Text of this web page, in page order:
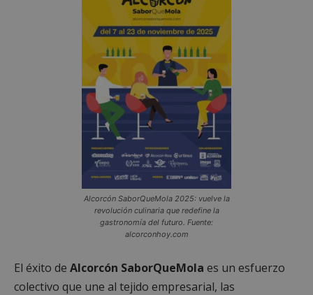
Alcorcón SaborQueMola 2025: vuelve la
revolución culinaria que redefine la
gastronomía del futuro. Fuente:
alcorconhoy.com
El éxito de Alcorcón SaborQueMola es un esfuerzo
colectivo que une al tejido empresarial, las